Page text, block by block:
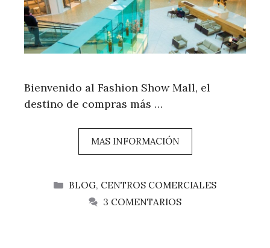
Bienvenido al Fashion Show Mall, el
destino de compras más …
MAS INFORMACIÓN
CATEGORÍAS
BLOG, CENTROS COMERCIALES
3 COMENTARIOS